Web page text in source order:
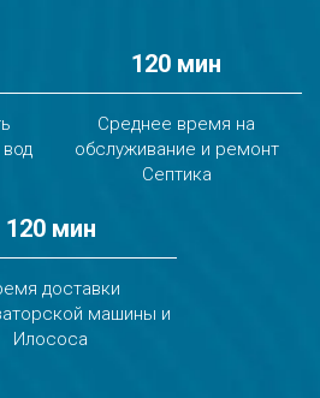
120 мин
Среднее время на
обслуживание и ремонт
Септика
120 мин
доставки
машины и
Илососа